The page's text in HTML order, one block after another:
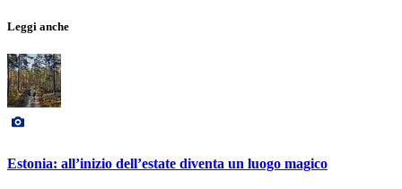
Leggi anche
Estonia: all’inizio dell’estate diventa un luogo magico